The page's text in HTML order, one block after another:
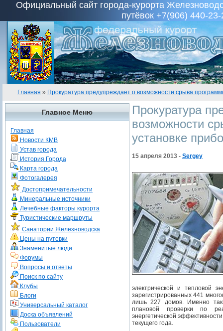
Официальный сайт города-курорта
путёвок +7(906) 440-23-
Главная » Прокуратура предупреждает о возможности срыва
Главное Меню
Главная
Новости КМВ
Устав города
История Города
Карта города
Фотогалерея
Достопримечательности
Минеральные источники
Лечебные факторы курорта
Туристические маршруты
Санатории Железноводска
Цены на путевки
Знаменитые люди
Форумы
Вопросы и ответы
Поиск по сайту
Клубы
Блоги
Универсальный каталог
Доска объявлений
Пользователи
Прокуратура
возможности
установке
15 апреля 2013 - Sergey
электрической и тепловой
зарегистрированных 441
лишь 227 домов. Именно
плановой проверки по
энергетической
текущего года.